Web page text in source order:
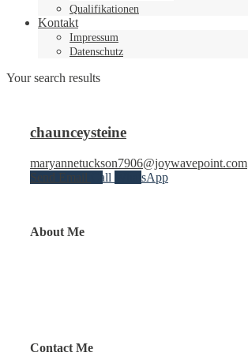
Qualifikationen
Kontakt
Impressum
Datenschutz
Your search results
chaunceysteine
maryannetuckson7906@joywavepoint.com
Send Email
Call WhatsApp
About Me
Contact Me